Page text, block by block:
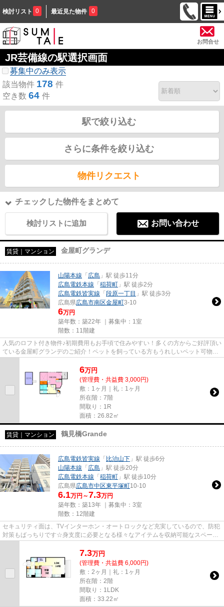
検討リスト 0 最近見た物件 0
お問合せ
JR芸備線の駅選択画面
募集中のみ表示
該当物件 178 件
空き数 64 件
駅で絞り込む
さらに条件を絞り込む
物件リクエスト
チェックした物件をまとめて
検討リストに追加 お問い合わせ
賃貸｜マンション 金屋町グランデ
山陽本線 「 広島 」駅 徒歩11分
広島電鉄本線 「 稲荷町 」駅 徒歩2分
広島電鉄皆実線 「 段原一丁目 」駅 徒歩3分
広島県広島市南区金屋町3-10
6万円
築年数：築22年 ｜募集中： 1室
階数：11階建
人気のロフト付き物件♪初期費用もお手頃で住みやすい！多くの方からご好評頂い
ている金屋町グランデのご紹介！ペットを飼っている方もうれしいペット可物
6万円
(管理費・共益費 3,000円)
敷：1ヶ月｜礼：1ヶ月
所在階：7階
間取り：1R
面積：26.82㎡
賃貸｜マンション 鶴見橋Grande
広島電鉄皆実線 「 比治山下 」駅 徒歩6分
山陽本線 「 広島 」駅 徒歩20分
広島電鉄本線 「 稲荷町 」駅 徒歩10分
広島県広島市中区東平塚町10-10
6.1万円～7.3万円
築年数：築13年 ｜募集中： 3室
階数：12階建
セキュリティ面は、TVインターホン・オートロックなど充実しているので、防犯
対策もばっちりです☆身支度に必要となる様々なアイテムを収納可能なスペース
7.3万円
(管理費・共益費 6,000円)
敷：2ヶ月｜礼：1ヶ月
所在階：2階
間取り：1LDK
面積：33.22㎡